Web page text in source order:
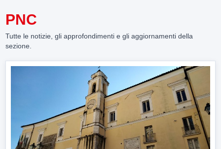
PNC
Tutte le notizie, gli approfondimenti e gli aggiornamenti della
sezione.